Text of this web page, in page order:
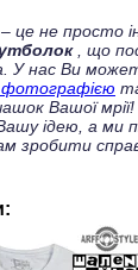
це не просто
, що
У нас Ви
фотографією
Вашої мрії!
ідею, а ми
зробити